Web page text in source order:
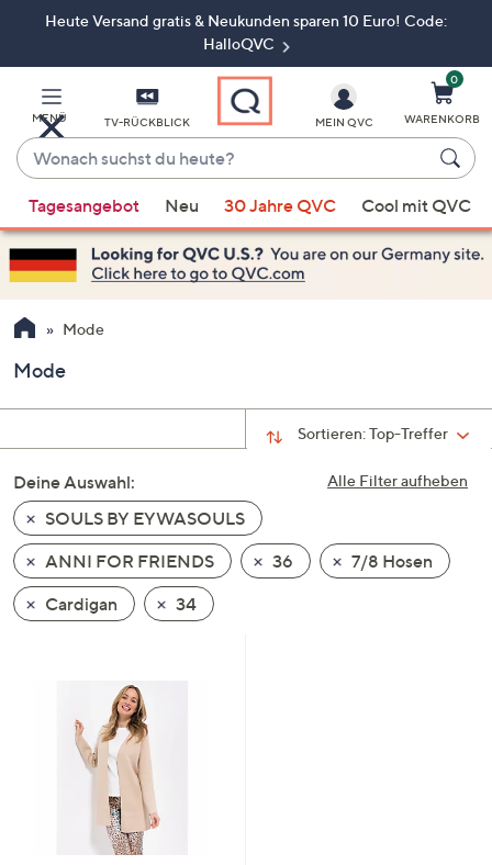
ZumHeute Versand gratis & Neukunden sparen 10 Euro! Code:
HalloQVC
MENÜ TV-RÜCKBLICK
Wonach
suchst
du
heute?
Vorschläge
verfügbar
sind,
verwenden
Sie
Pfeiltasten
nach
und
nach
unten
oder
wischen
Sie
auf
anzuzeigen.
MEIN QVC
0
WARENKORB
Tagesangebot Neu 30 Jahre QVC Cool mit QVC
Mode
Mode
Sortieren:Top-Treffer
Alle Filter aufheben
Deine Auswahl:
SOULS BY EYWASOULS
ANNI FOR FRIENDS
36
7/8 Hosen
Cardigan
34